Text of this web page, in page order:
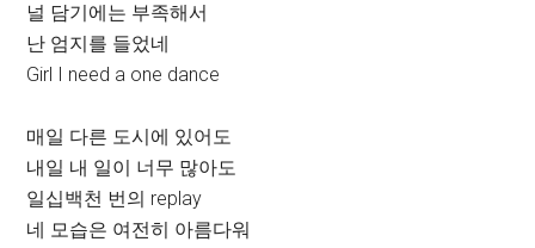
널 담기에는 부족해서
난 엄지를 들었네
Girl I need a one dance
매일 다른 도시에 있어도
내일 내 일이 너무 많아도
일십백천 번의 replay
네 모습은 여전히 아름다워